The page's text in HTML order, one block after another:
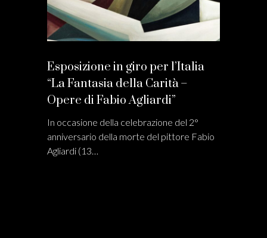
Esposizione in giro per l’Italia
“La Fantasia della Carità –
Opere di Fabio Agliardi”
In occasione della celebrazione del 2°
anniversario della morte del pittore Fabio
Agliardi (13…